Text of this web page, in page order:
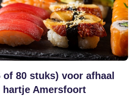
80 stuks) voor afhaal
hartje Amersfoort